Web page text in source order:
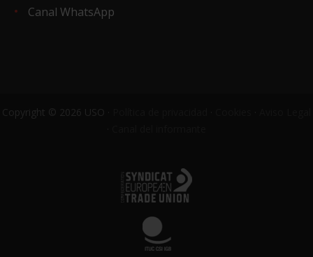
Canal WhatsApp
Copyright © 2026 USO ·